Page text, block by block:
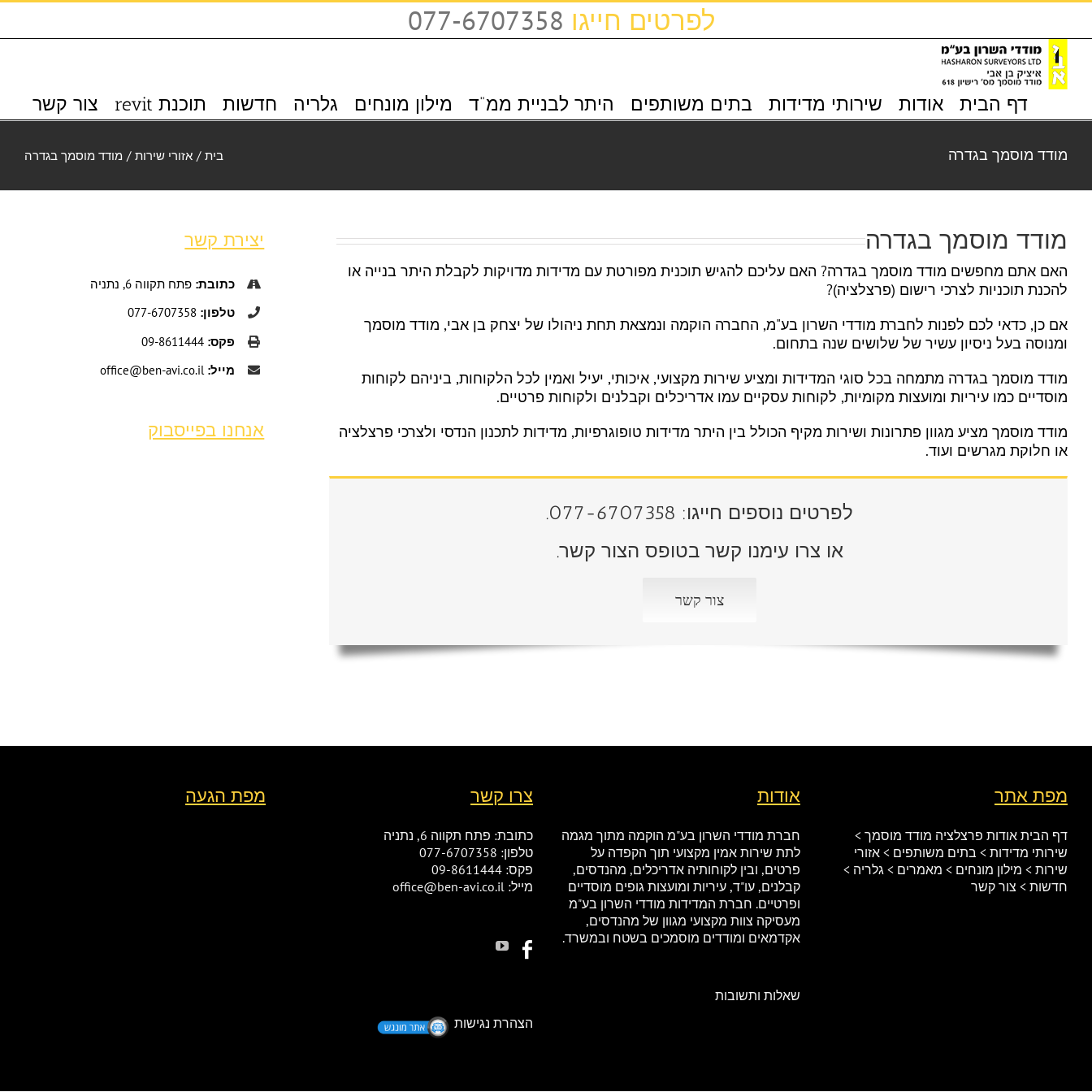
דלג
לפרטים חייגו 077-6707358
דף הבית אודות שירותי מדידות בתים משותפים היתר לבניית ממ"ד מילון מונחים גלריה חדשות תוכנת revit צור קשר
מודד מוסמך בגדרה בית / אזורי שירות / מודד מוסמך בגדרה
מודד מוסמך בגדרה
האם אתם מחפשים מודד מוסמך בגדרה? האם עליכם להגיש תוכנית מפורטת עם מדידות מדויקות לקבלת היתר בנייה או
להכנת תוכניות לצרכי רישום (פרצלציה)?
אם כן, כדאי לכם לפנות לחברת מודדי השרון בע"מ, החברה הוקמה ונמצאת תחת ניהולו של יצחק בן אבי, מודד מוסמך
ומנוסה בעל ניסיון עשיר של שלושים שנה בתחום.
מודד מוסמך בגדרה מתמחה בכל סוגי המדידות ומציע שירות מקצועי, איכותי, יעיל ואמין לכל הלקוחות, ביניהם לקוחות
מוסדיים כמו עיריות ומועצות מקומיות, לקוחות עסקיים עמו אדריכלים וקבלנים ולקוחות פרטיים.
מודד מוסמך מציע מגוון פתרונות ושירות מקיף הכולל בין היתר מדידות טופוגרפיות, מדידות לתכנון הנדסי ולצרכי פרצלציה
או חלוקת מגרשים ועוד.
לפרטים נוספים חייגו: 077-6707358.
או צרו עימנו קשר בטופס הצור קשר.
צור קשר
יצירת קשר
כתובת: פתח תקווה 6, נתניה
טלפון:
פקס:
מייל: office@ben-avi.co.il
אנחנו בפייסבוק
מפת אתר
דף הבית אודות פרצלציה מודד מוסמך >
שירותי מדידות > בתים משותפים > אזורי
שירות > מילון מונחים > מאמרים > גלריה >
חדשות > צור קשר
אודות
חברת מודדי השרון בע"מ הוקמה מתוך מגמה
לתת שירות אמין מקצועי תוך הקפדה על
פרטים, ובין לקוחותיה אדריכלים, מהנדסים,
קבלנים, עו"ד, עיריות ומועצות גופים מוסדיים
ופרטיים. חברת המדידות מודדי השרון בע"מ
מעסיקה צוות מקצועי מגוון של מהנדסים,
אקדמאים ומודדים מוסמכים בשטח ובמשרד.
שאלות ותשובות
צרו קשר
כתובת: פתח תקווה 6, נתניה
טלפון: 077-6707358
פקס: 09-8611444
מייל: office@ben-avi.co.il
הצהרת נגישות
מפת הגעה